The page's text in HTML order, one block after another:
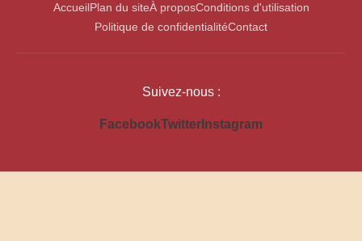
AccueilPlan du siteÀ proposConditions d'utilisation
Politique de confidentialitéContact
Suivez-nous :
FacebookTwitter Instagram